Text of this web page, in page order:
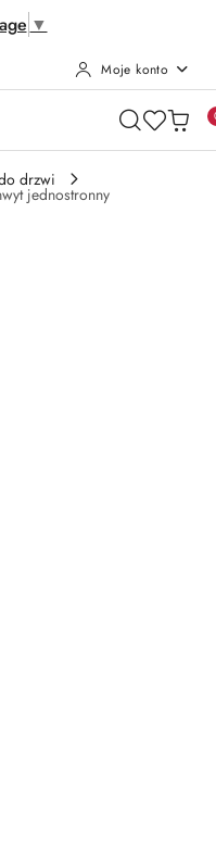
▼
Moje konto
drzwi
jednostronny